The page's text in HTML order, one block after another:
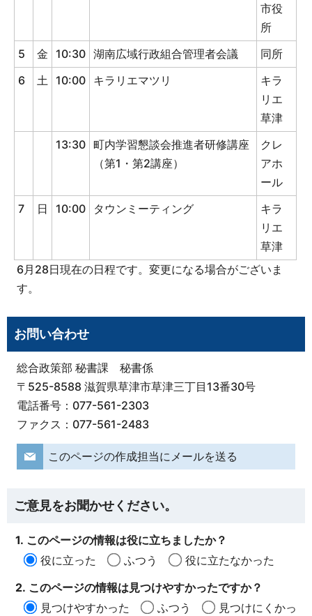
市役
所
5
金 10:30 湖南広域行政組合管理者会議
同所
6
土 10:00 キラリエマツリ
キラ
リエ
草津
13:30 町内学習懇談会推進者研修講座
（第1・第2講座）
クレ
アホ
ール
7
日 10:00 タウンミーティング
キラ
リエ
草津
6月28日現在の日程です。変更になる場合がございま
す。
お問い合わせ
総合政策部 秘書課 秘書係
〒525-8588 滋賀県草津市草津三丁目13番30号
電話番号：077-561-2303
ファクス：077-561-2483
このページの作成担当にメールを送る
ご意見をお聞かせください。
1. このページの情報は役に立ちましたか？
役に立った
ふつう
役に立たなかった
2. このページの情報は見つけやすかったですか？
見つけやすかった
ふつう
見つけにくかっ